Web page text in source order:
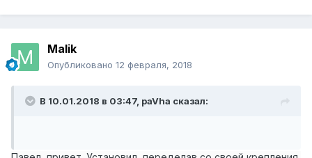
Malik
Опубликовано 12 февраля, 2018
В 10.01.2018 в 03:47, paVha сказал: